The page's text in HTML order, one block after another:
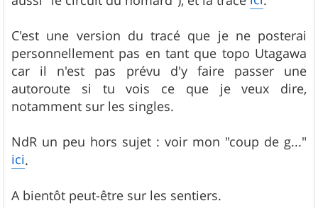
C'est une version du tracé que je ne posterai
personnellement pas en tant que topo Utagawa
car il n'est pas prévu d'y faire passer une
autoroute si tu vois ce que je veux dire,
notamment sur les singles.
NdR un peu hors sujet : voir mon "coup de g..."
ici.
A bientôt peut-être sur les sentiers.